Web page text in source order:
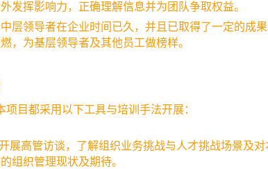
发挥影响力，正确理解信息并为团队争取权益。
层领导者在企业时间已久，并且已取得了一定的成
，为基层领导者及其他员工做榜样。
目都采用以下工具与培训手法开展：
展高管访谈，了解组织业务挑战与人才挑战场景及
组织管理现状及期待。